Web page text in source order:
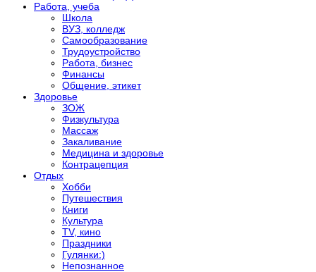
Работа, учеба
Школа
ВУЗ, колледж
Самообразование
Трудоустройство
Работа, бизнес
Финансы
Общение, этикет
Здоровье
ЗОЖ
Физкультура
Массаж
Закаливание
Медицина и здоровье
Контрацепция
Отдых
Хобби
Путешествия
Книги
Культура
TV, кино
Праздники
Гулянки:)
Непознанное